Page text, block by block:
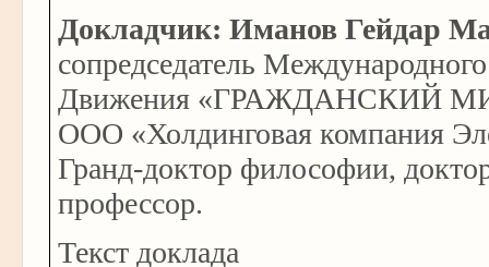
Докладчик: Иманов Гейдар
сопредседатель
Движения «ГРАЖДАНСКИЙ
ООО «Холдинговая компания
Гранд-доктор философии,
профессор.
Текст доклада